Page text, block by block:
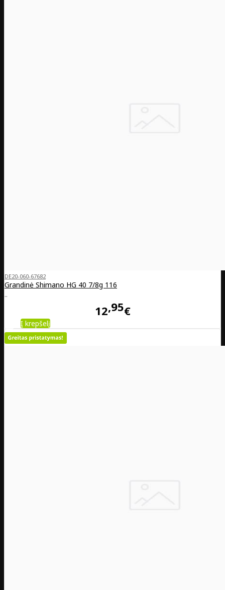
DE20-060-67682
Grandinė Shimano HG 40 7/8g 116
..
12 95€
Į krepšelį